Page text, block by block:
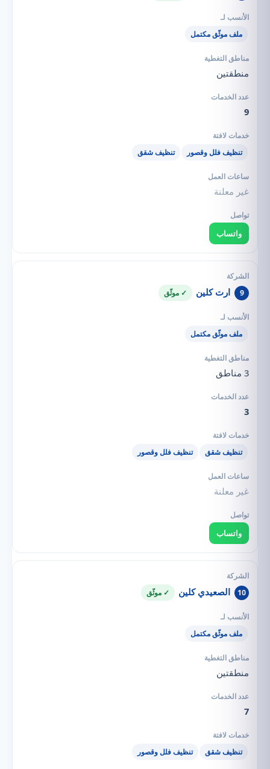
ملف موثّق مكتمل
منطقتين
9
تنظيف فلل وقصور تنظيف شقق
غير معلنة
واتساب
9 ارت كلين ✓ موثّق
ملف موثّق مكتمل
3 مناطق
3
تنظيف شقق تنظيف فلل وقصور
غير معلنة
واتساب
10 الصعيدي كلين ✓ موثّق
ملف موثّق مكتمل
منطقتين
7
تنظيف شقق تنظيف فلل وقصور